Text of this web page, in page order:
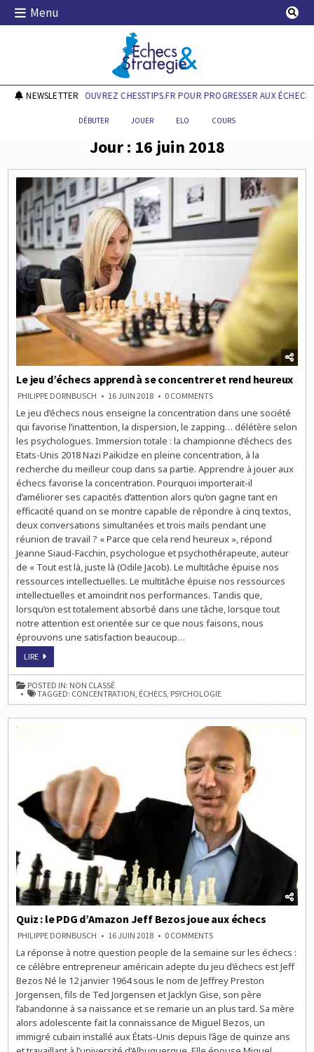
Skip
Menu
Echecs & Stratégie
NEWSLETTERDÉCOUVREZ CHESSTIPS.FR POUR PROGRESSER AUX ÉCHECS !
DÉBUTER JOUER ELO COURS
Jour : 16 juin 2018
Le jeu d’échecs apprend à se concentrer et rend heureux
PHILIPPE DORNBUSCH 16 JUIN 2018 0 COMMENTSON
JEU
D’ÉCHECS
APPREND
SE
CONCENTRER
ET
REND
HEUREUX
Le jeu d’échecs nous enseigne la concentration dans une société
qui favorise l’inattention, la dispersion, le zapping… délétère selon
les psychologues. Immersion totale : la championne d’échecs des
Etats-Unis 2018 Nazi Paikidze en pleine concentration, à la
recherche du meilleur coup dans sa partie. Apprendre à jouer aux
échecs favorise la concentration. Pourquoi importerait-il
d’améliorer ses capacités d’attention alors qu’on gagne tant en
efficacité quand on se montre capable de répondre à cinq textos,
deux conversations simultanées et trois mails pendant une
réunion de travail ? « Parce que cela rend heureux », répond
Jeanne Siaud-Facchin, psychologue et psychothérapeute, auteur
de « Tout est là, juste là (Odile Jacob). Le multitâche épuise nos
ressources intellectuelles. Le multitâche épuise nos ressources
intellectuelles et amoindrit nos performances. Tandis que,
lorsqu’on est totalement absorbé dans une tâche, lorsque tout
notre attention est orientée sur ce que nous faisons, nous
éprouvons une satisfaction beaucoup…
LIRELE
D’ÉCHECS
APPREND
À
SE
CONCENTRER
POSTED IN: NON CLASSÉ
TAGGED: CONCENTRATION ÉCHECS PSYCHOLOGIE
Quiz : le PDG d’Amazon Jeff Bezos joue aux échecs
PHILIPPE DORNBUSCH 16 JUIN 2018 0 COMMENTSON
:
PDG
D’AMAZON
JEFF
BEZOS
JOUE
AUX
ÉCHECS
La réponse à notre question people de la semaine sur les échecs :
ce célèbre entrepreneur américain adepte du jeu d’échecs est Jeff
Bezos Né le 12 janvier 1964 sous le nom de Jeffrey Preston
Jorgensen, fils de Ted Jorgensen et Jacklyn Gise, son père
l’abandonne à sa naissance et se remarie un an plus tard. Sa mère
alors adolescente fait la connaissance de Miguel Bezos, un
immigré cubain installé aux États-Unis depuis l’âge de quinze ans